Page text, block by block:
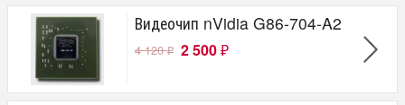
Видеочип nVidia G86-704-A2
4 120₽ 2 500 ₽